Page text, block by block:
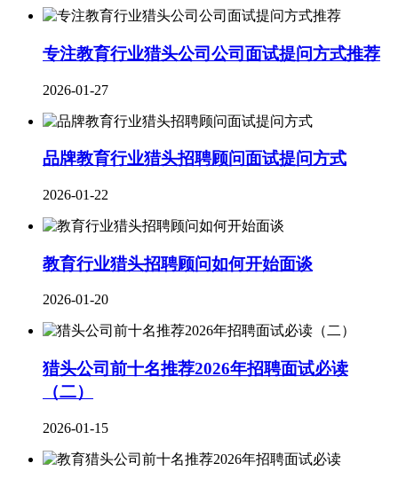
专注教育行业猎头公司公司面试提问方式推荐
2026-01-27
品牌教育行业​猎头招聘顾问面试提问方式
2026-01-22
教育行业猎头招聘顾问如何开始面谈
2026-01-20
猎头公司前十名推荐2026年招聘面试必读
（二）
2026-01-15